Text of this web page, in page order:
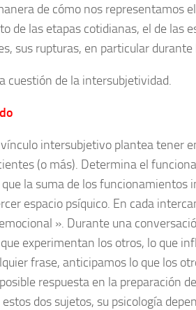
de cómo nos representamos
de las etapas cotidianas, el de las
sus rupturas, en particular durante
cuestión de la intersubjetividad.
intersubjetivo plantea tener
(o más). Determina el
la suma de los funcionamientos
espacio psíquico. En cada
». Durante una
experimentan los otros, lo que
frase, anticipamos lo que los
respuesta en la preparación
dos sujetos, su psicología